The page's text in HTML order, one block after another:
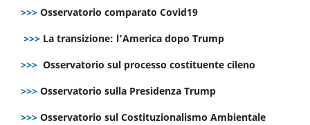
>>> Osservatorio comparato Covid19
>>> La transizione: l’America dopo Trump
>>> Osservatorio sul processo costituente cileno
>>> Osservatorio sulla Presidenza Trump
>>> Osservatorio sul Costituzionalismo Ambientale